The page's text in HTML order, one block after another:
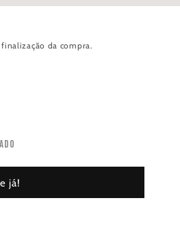
da compra.
já!